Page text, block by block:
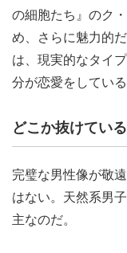
の細胞たち』のク
め、さらに魅力的
は、現実的なタイ
分が恋愛をしてい
どこか抜けてい
完璧な男性像が敬
はない。天然系男
主なのだ。